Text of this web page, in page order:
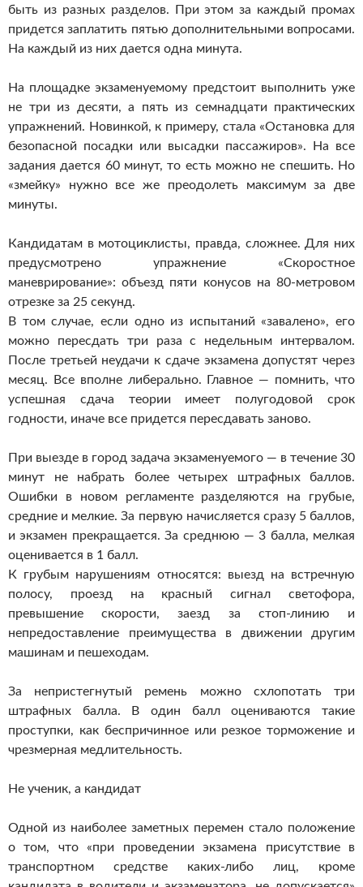
быть из разных разделов. При этом за каждый промах
придется заплатить пятью дополнительными вопросами.
На каждый из них дается одна минута.
На площадке экзаменуемому предстоит выполнить уже
не три из десяти, а пять из семнадцати практических
упражнений. Новинкой, к примеру, стала «Остановка для
безопасной посадки или высадки пассажиров». На все
задания дается 60 минут, то есть можно не спешить. Но
«змейку» нужно все же преодолеть максимум за две
минуты.
Кандидатам в мотоциклисты, правда, сложнее. Для них
предусмотрено упражнение «Скоростное
маневрирование»: объезд пяти конусов на 80-метровом
отрезке за 25 секунд.
В том случае, если одно из испытаний «завалено», его
можно пересдать три раза с недельным интервалом.
После третьей неудачи к сдаче экзамена допустят через
месяц. Все вполне либерально. Главное — помнить, что
успешная сдача теории имеет полугодовой срок
годности, иначе все придется пересдавать заново.
При выезде в город задача экзаменуемого — в течение 30
минут не набрать более четырех штрафных баллов.
Ошибки в новом регламенте разделяются на грубые,
средние и мелкие. За первую начисляется сразу 5 баллов,
и экзамен прекращается. За среднюю — 3 балла, мелкая
оценивается в 1 балл.
К грубым нарушениям относятся: выезд на встречную
полосу, проезд на красный сигнал светофора,
превышение скорости, заезд за стоп-линию и
непредоставление преимущества в движении другим
машинам и пешеходам.
За непристегнутый ремень можно схлопотать три
штрафных балла. В один балл оцениваются такие
проступки, как беспричинное или резкое торможение и
чрезмерная медлительность.
Не ученик, а кандидат
Одной из наиболее заметных перемен стало положение
о том, что «при проведении экзамена присутствие в
транспортном средстве каких-либо лиц, кроме